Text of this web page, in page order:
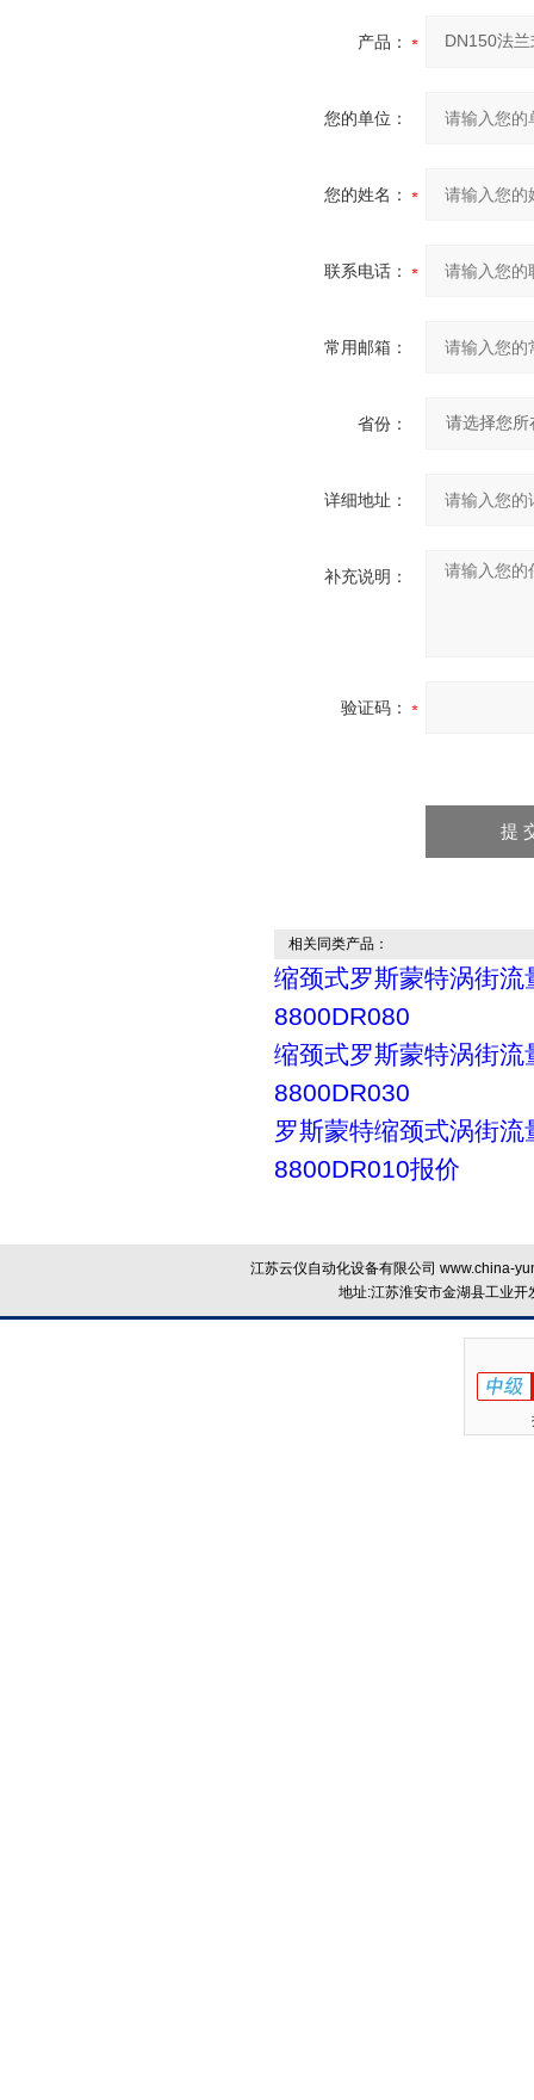
产品：
您的单位：
您的姓名：
联系电话：
常用邮箱：
省份：
详细地址：
补充说明：
验证码：
相关同类产品：
缩颈式罗斯蒙特涡街流
8800DR080
缩颈式罗斯蒙特涡街流
8800DR030
罗斯蒙特缩颈式涡街流
8800DR010报价
江苏云仪自动化设备有限公司 www.china-
地址:江苏淮安市金湖县工业